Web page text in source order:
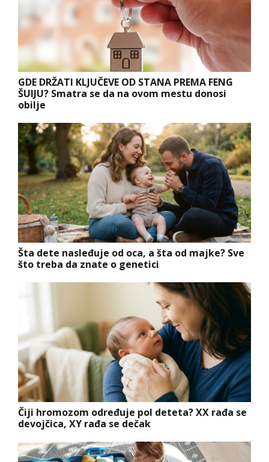
GDE DRŽATI KLJUČEVE OD STANA PREMA FENG
ŠUIJU? Smatra se da na ovom mestu donosi
obilje
Šta dete nasleđuje od oca, a šta od majke? Sve
što treba da znate o genetici
Čiji hromozom određuje pol deteta? XX rađa se
devojčica, XY rađa se dečak